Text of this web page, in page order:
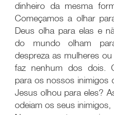
dinheiro da mesma
Começamos a olhar
Deus olha para elas e
do mundo olham
despreza as mulheres
faz nenhum dos dois.
para os nossos inimigos
Jesus olhou para eles?
odeiam os seus